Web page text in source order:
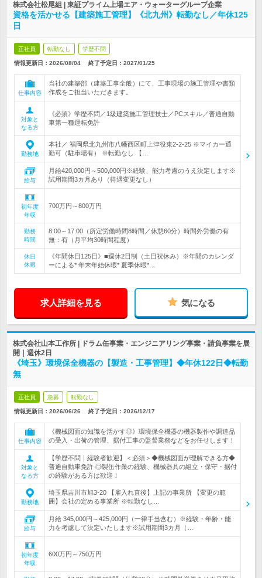
株式会社松尾組 | 東証プライム上場エア・ウォーターグループ企業
資格を活かせる【建築施工管理】《北九州》転勤なし／年休125
日
正社員 転勤なし 学歴不問
情報更新日：2026/08/04 終了予定日： 2027/01/25
仕事内容
当社の建築部（建築工事全般）にて、工事現場の施工管理や書類
作成をご担当いただきます。
対象と
なる方
《必須》学歴不問／1級建築施工管理技士／PCスキル／普通自動
車第一種運転免許
勤務地
本社／ 福岡県北九州市八幡西区町上津役東2-2-25 ※マイカー通
勤可（駐車場有） ※転勤なし 【…
給与
月給420,000円～500,000円※経験、能力考慮のうえ決定します※
試用期間3カ月あり（待遇変更なし）
初年度
年収
700万円～800万円
勤務
時間
8:00～17:00（所定労働時間8時間／休憩60分）時間外労働の有
無：有（月平均30時間程度）
休日
休暇
《年間休日125日》■週休2日制（土日祝休み）※年間のカレンダ
ーによる* 年末年始休暇* 夏季休暇*…
求人詳細を見る 気になる
株式会社山本工作所 | ドラム缶事業・エンジニアリング事業・請負事業を展
開｜週休2日
《埼玉》環境保全機器の【製造・工事管理】◆年休122日◆転勤
無
正社員 急募 転勤なし
情報更新日：2026/06/26 終了予定日： 2026/12/17
仕事内容
《機械図面の知識を活かす◎》環境保全機器の機器製作や調達品
の受入・出荷の管理、据付工事の監督業務などをお任せします！
対象と
なる方
【学歴不問｜経験者歓迎】＜必須＞◆機械図面が理解できる方◆
普通自動車免許 ◎製缶作業の経験、機械器具の組立・保守・据付
の経験がある方は歓迎！
勤務地
埼玉県吉川市旭3-20 【雇入れ直後】上記の事業所 【変更の範
囲】会社の定める事業所 ※転勤なし…
給与
月給 345,000円～425,000円（一律手当含む）※経験・年齢・能
力を考慮して決定いたします※試用期間3カ月（…
初年度
年収
600万円～750万円